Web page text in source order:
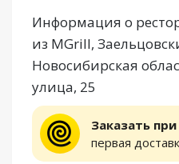
Информация о
из MGrill,
Новосибирская
улица, 25
Заказать
первая